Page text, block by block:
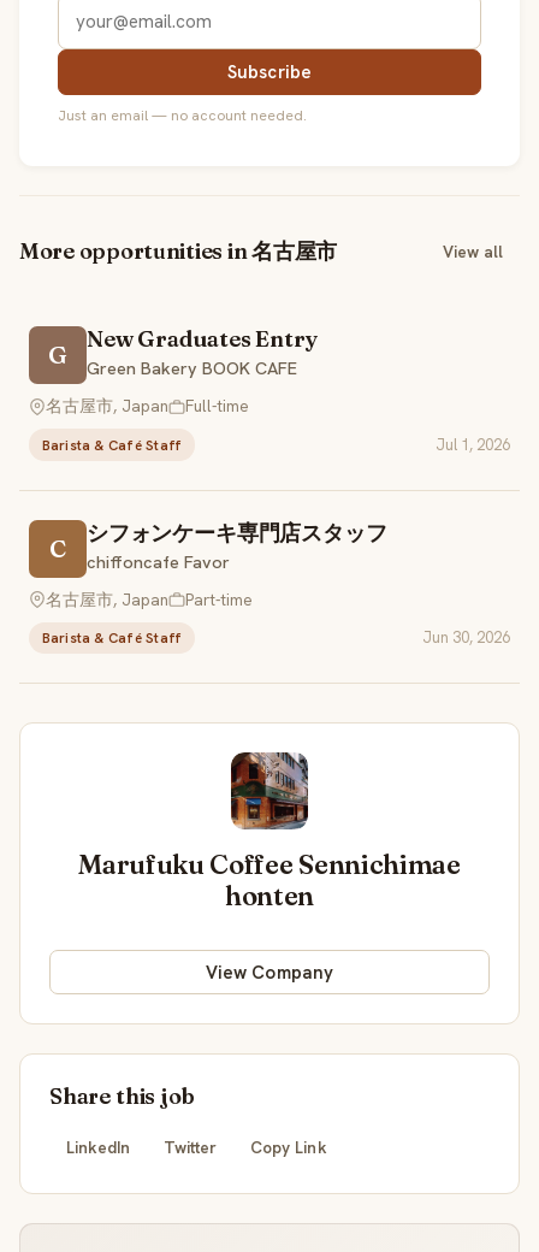
Subscribe
Just an email — no account needed.
More opportunities in 名古屋市 View all
G
New Graduates Entry
Green Bakery BOOK CAFE
名古屋市, Japan
Full-time
Barista & Café Staff Jul 1, 2026
C
シフォンケーキ専門店スタッフ
chiffoncafe Favor
名古屋市, Japan
Part-time
Barista & Café Staff Jun 30, 2026
Marufuku Coffee Sennichimae
honten
View Company
Share this job
LinkedIn Twitter Copy Link